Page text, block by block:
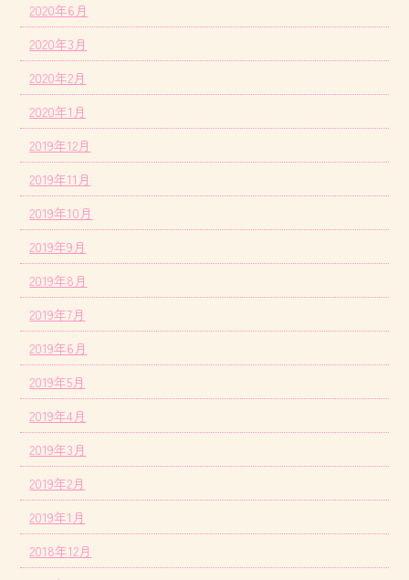
2020年6月
2020年3月
2020年2月
2020年1月
2019年12月
2019年11月
2019年10月
2019年9月
2019年8月
2019年7月
2019年6月
2019年5月
2019年4月
2019年3月
2019年2月
2019年1月
2018年12月